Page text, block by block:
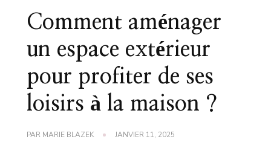
Comment aménager
un espace extérieur
pour profiter de ses
loisirs à la maison ?
PAR MARIE BLAZEK JANVIER 11, 2025